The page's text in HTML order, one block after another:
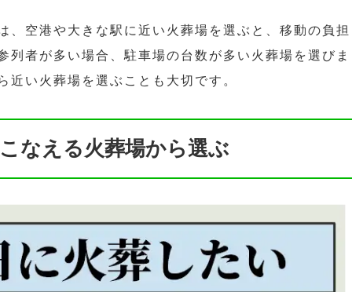
、空港や大きな駅に近い火葬場を選ぶと、移動の負担
列者が多い場合、駐車場の台数が多い火葬場を選びま
近い火葬場を選ぶことも大切です。
なえる火葬場から選ぶ